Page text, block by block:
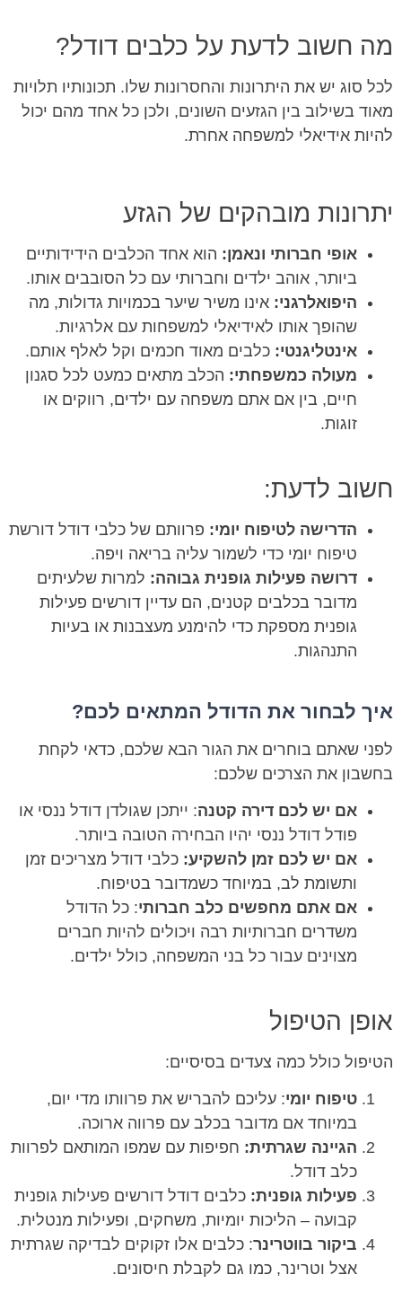
מה חשוב לדעת על כלבים דודל?
לכל סוג יש את היתרונות והחסרונות שלו. תכונותיו תלויות
מאוד בשילוב בין הגזעים השונים, ולכן כל אחד מהם יכול
להיות אידיאלי למשפחה אחרת.
יתרונות מובהקים של הגזע
אופי חברותי ונאמן: הוא אחד הכלבים הידידותיים
ביותר, אוהב ילדים וחברותי עם כל הסובבים אותו.
היפואלרגני: אינו משיר שיער בכמויות גדולות, מה
שהופך אותו לאידיאלי למשפחות עם אלרגיות.
אינטליגנטי: כלבים מאוד חכמים וקל לאלף אותם.
מעולה כמשפחתי: הכלב מתאים כמעט לכל סגנון
חיים, בין אם אתם משפחה עם ילדים, רווקים או
זוגות.
חשוב לדעת:
הדרישה לטיפוח יומי: פרוותם של כלבי דודל דורשת
טיפוח יומי כדי לשמור עליה בריאה ויפה.
דרושה פעילות גופנית גבוהה: למרות שלעיתים
מדובר בכלבים קטנים, הם עדיין דורשים פעילות
גופנית מספקת כדי להימנע מעצבנות או בעיות
התנהגות.
איך לבחור את הדודל המתאים לכם?
לפני שאתם בוחרים את הגור הבא שלכם, כדאי לקחת
בחשבון את הצרכים שלכם:
אם יש לכם דירה קטנה: ייתכן שגולדן דודל ננסי או
פודל דודל ננסי יהיו הבחירה הטובה ביותר.
אם יש לכם זמן להשקיע: כלבי דודל מצריכים זמן
ותשומת לב, במיוחד כשמדובר בטיפוח.
אם אתם מחפשים כלב חברותי: כל הדודל
משדרים חברותיות רבה ויכולים להיות חברים
מצוינים עבור כל בני המשפחה, כולל ילדים.
אופן הטיפול
הטיפול כולל כמה צעדים בסיסיים:
טיפוח יומי: עליכם להבריש את פרוותו מדי יום,
במיוחד אם מדובר בכלב עם פרווה ארוכה.
הגיינה שגרתית: חפיפות עם שמפו המותאם לפרוות
כלב דודל.
פעילות גופנית: כלבים דודל דורשים פעילות גופנית
קבועה – הליכות יומיות, משחקים, ופעילות מנטלית.
ביקור בווטרינר: כלבים אלו זקוקים לבדיקה שגרתית
אצל וטרינר, כמו גם לקבלת חיסונים.